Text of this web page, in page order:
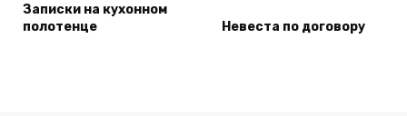
Записки на кухонном
полотенце
Невеста по договору